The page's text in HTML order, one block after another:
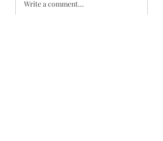
Write a comment...